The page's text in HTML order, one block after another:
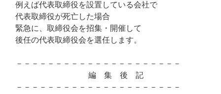
例えば代表取締役を設置している会社で
代表取締役が死亡した場合
緊急に、取締役会を招集・開催して
後任の代表取締役会を選任します。
－－－－－－－－－－－－－－－－－－－－－
編 集 後 記
－－－－－－－－－－－－－－－－－－－－－